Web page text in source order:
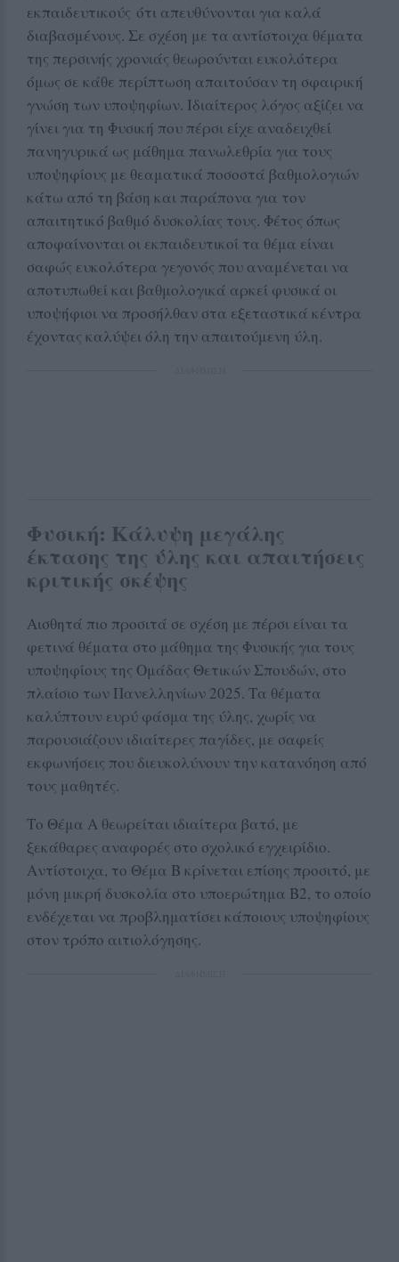
εκπαιδευτικούς ότι απευθύνονται για καλά
διαβασμένους. Σε σχέση με τα αντίστοιχα θέματα
της περσινής χρονιάς θεωρούνται ευκολότερα
όμως σε κάθε περίπτωση απαιτούσαν τη σφαιρική
γνώση των υποψηφίων. Ιδιαίτερος λόγος αξίζει να
γίνει για τη Φυσική που πέρσι είχε αναδειχθεί
πανηγυρικά ως μάθημα πανωλεθρία για τους
υποψηφίους με θεαματικά ποσοστά βαθμολογιών
κάτω από τη βάση και παράπονα για τον
απαιτητικό βαθμό δυσκολίας τους. Φέτος όπως
αποφαίνονται οι εκπαιδευτικοί τα θέμα είναι
σαφώς ευκολότερα γεγονός που αναμένεται να
αποτυπωθεί και βαθμολογικά αρκεί φυσικά οι
υποψήφιοι να προσήλθαν στα εξεταστικά κέντρα
έχοντας καλύψει όλη την απαιτούμενη ύλη.
Φυσική: Κάλυψη μεγάλης
έκτασης της ύλης και απαιτήσεις
κριτικής σκέψης
Αισθητά πιο προσιτά σε σχέση με πέρσι είναι τα
φετινά θέματα στο μάθημα της Φυσικής για τους
υποψηφίους της Ομάδας Θετικών Σπουδών, στο
πλαίσιο των Πανελληνίων 2025. Τα θέματα
καλύπτουν ευρύ φάσμα της ύλης, χωρίς να
παρουσιάζουν ιδιαίτερες παγίδες, με σαφείς
εκφωνήσεις που διευκολύνουν την κατανόηση από
τους μαθητές.
Το Θέμα Α θεωρείται ιδιαίτερα βατό, με
ξεκάθαρες αναφορές στο σχολικό εγχειρίδιο.
Αντίστοιχα, το Θέμα Β κρίνεται επίσης προσιτό, με
μόνη μικρή δυσκολία στο υποερώτημα Β2, το οποίο
ενδέχεται να προβληματίσει κάποιους υποψηφίους
στον τρόπο αιτιολόγησης.